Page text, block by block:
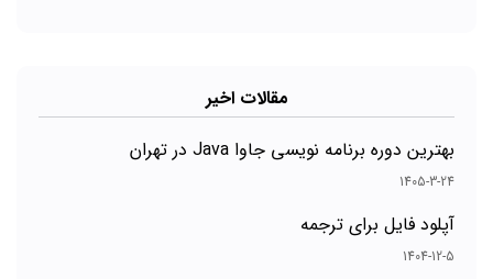
مقالات اخیر
بهترین دوره برنامه نویسی جاوا Java در تهران
1405-3-24
آپلود فایل برای ترجمه
1404-12-5